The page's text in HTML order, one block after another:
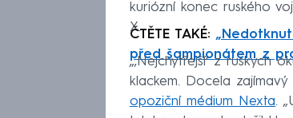
kuriózní konec ruského
X.
ČTĚTE TAKÉ:
před šampionátem z
„‚Nejchytřejší‘ z ruských
klackem. Docela
opoziční médium Nexta.